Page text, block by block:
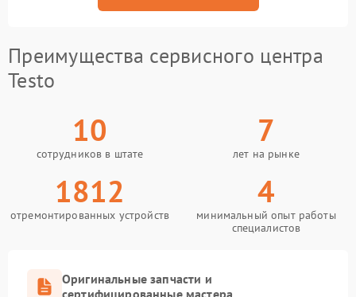
Преимущества сервисного центра
Testo
10
сотрудников в штате
7
лет на рынке
1812
отремонтированных устройств
4
минимальный опыт работы
специалистов
Оригинальные запчасти и
сертифицированные мастера